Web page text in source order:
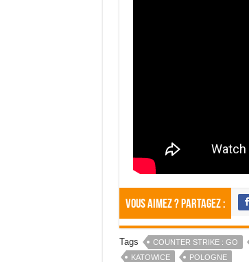
Vous aimez ? Partagez :
Tags COUNTER STRIKE : GO
KATOWICE
POLOGNE